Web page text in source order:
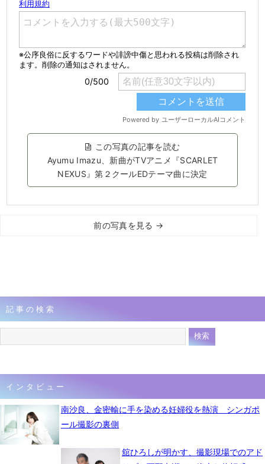
この写真の記事を読む
Ayumu Imazu、新曲がTVアニメ『SCARLET
NEXUS』第２クールEDテーマ曲に決定
前の写真を見る →
記事の検索
インタビュー
南沙良、金密輸に手を染める妊婦役を熱演 シンガポ
ール撮影の裏側
舘ひろしが明かす、撮影現場でのアド